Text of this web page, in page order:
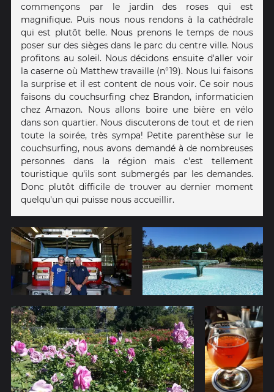
commençons par le jardin des roses qui est
magnifique. Puis nous nous rendons à la cathédrale
qui est plutôt belle. Nous prenons le temps de nous
poser sur des sièges dans le parc du centre ville. Nous
profitons au soleil. Nous décidons ensuite d'aller voir
la caserne où Matthew travaille (n°19). Nous lui faisons
la surprise et il est content de nous voir. Ce soir nous
faisons du couchsurfing chez Brandon, informaticien
chez Amazon. Nous allons boire une bière en vélo
dans son quartier. Nous discuterons de tout et de rien
toute la soirée, très sympa! Petite parenthèse sur le
couchsurfing, nous avons demandé à de nombreuses
personnes dans la région mais c'est tellement
touristique qu'ils sont submergés par les demandes.
Donc plutôt difficile de trouver au dernier moment
quelqu'un qui puisse nous accueillir.